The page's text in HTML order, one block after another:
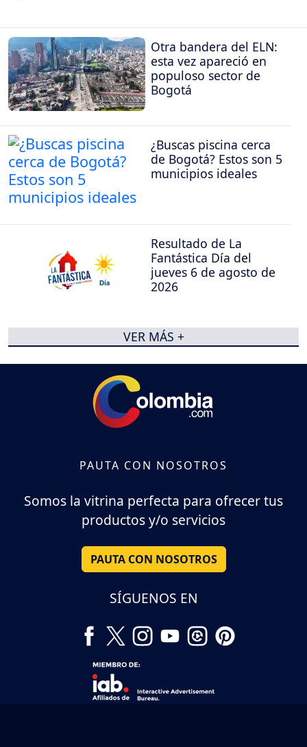
Otra bandera del ELN:
esta vez apareció en
populoso sector de
Bogotá
¿Buscas piscina cerca
de Bogotá? Estos son 5
municipios ideales
Resultado de La
Fantástica Día del
jueves 6 de agosto de
2026
VER MÁS +
PAUTA CON NOSOTROS
Somos la vitrina perfecta para ofrecer tus
productos y/o servicios
PAUTA CON NOSOTROS
SÍGUENOS EN